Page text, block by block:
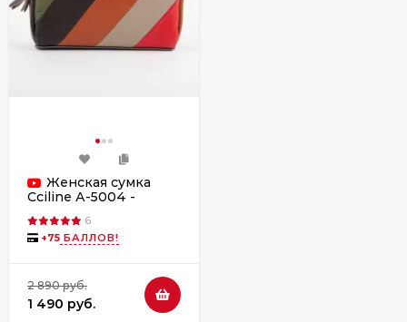
Женская сумка
Cciline А-5004 -
расцветок
6
+75 БАЛЛОВ!
2 890 руб.
1 490 руб.